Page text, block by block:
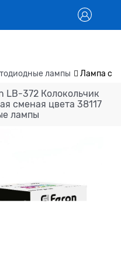
лампы Лампа
LB-372 Колокольчик
сменая цвета 38117
лампы